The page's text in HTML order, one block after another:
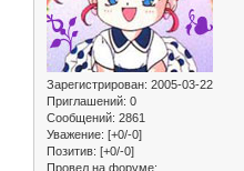
Зарегистрирован: 2005-03-22
Приглашений: 0
Сообщений: 2861
Уважение: [+0/-0]
Позитив: [+0/-0]
Провел на форуме: